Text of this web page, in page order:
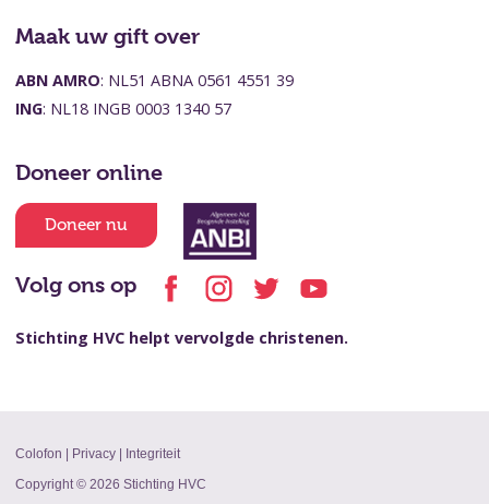
Maak uw gift over
ABN AMRO: NL51 ABNA 0561 4551 39
ING: NL18 INGB 0003 1340 57
Doneer online
Doneer nu
Volg ons op
Stichting HVC helpt vervolgde christenen.
Colofon | Privacy| Integriteit
Copyright © 2026 Stichting HVC